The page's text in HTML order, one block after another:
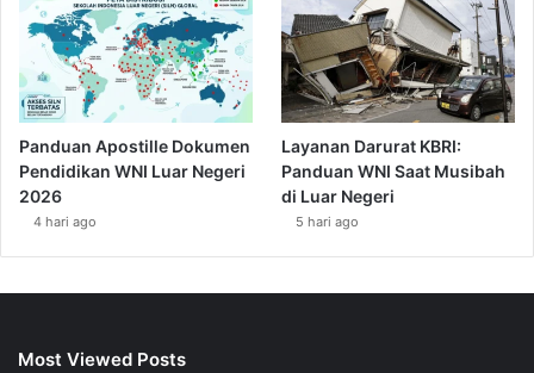
Panduan Apostille Dokumen
Pendidikan WNI Luar Negeri
2026
4 hari ago
Layanan Darurat KBRI:
Panduan WNI Saat Musibah
di Luar Negeri
5 hari ago
Most Viewed Posts